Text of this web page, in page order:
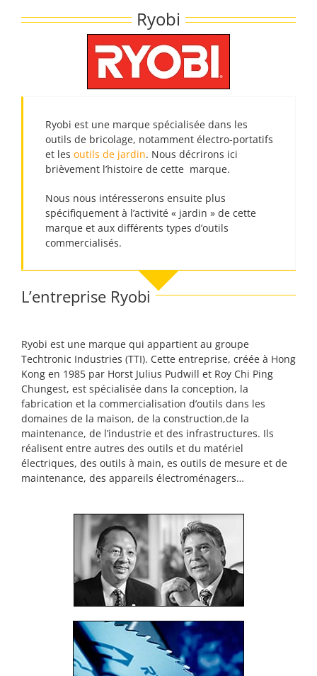
Ryobi
Ryobi est une marque spécialisée dans les
outils de bricolage, notamment électro-portatifs
et les outils de jardin. Nous décrirons ici
brièvement l’histoire de cette marque.
Nous nous intéresserons ensuite plus
spécifiquement à l’activité « jardin » de cette
marque et aux différents types d’outils
commercialisés.
L’entreprise Ryobi
Ryobi est une marque qui appartient au groupe
Techtronic Industries (TTI). Cette entreprise, créée à Hong
Kong en 1985 par Horst Julius Pudwill et Roy Chi Ping
Chungest, est spécialisée dans la conception, la
fabrication et la commercialisation d’outils dans les
domaines de la maison, de la construction,de la
maintenance, de l’industrie et des infrastructures. Ils
réalisent entre autres des outils et du matériel
électriques, des outils à main, es outils de mesure et de
maintenance, des appareils électroménagers…